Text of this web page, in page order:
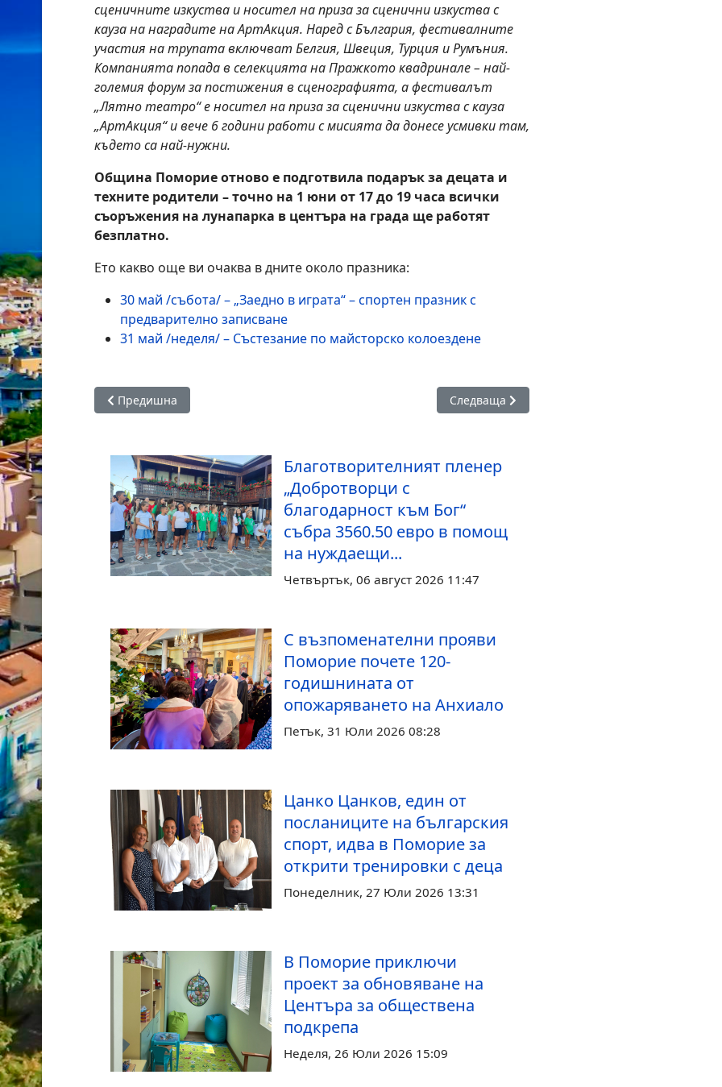
сценичните изкуства и носител на приза за сценични изкуства с
кауза на наградите на АртАкция. Наред с България, фестивалните
участия на трупата включват Белгия, Швеция, Турция и Румъния.
Компанията попада в селекцията на Пражкото квадринале – най-
големия форум за постижения в сценографията, а фестивалът
„Лятно театро“ е носител на приза за сценични изкуства с кауза
„АртАкция“ и вече 6 години работи с мисията да донесе усмивки там,
където са най-нужни.
Община Поморие отново е подготвила подарък за децата и
техните родители – точно на 1 юни от 17 до 19 часа всички
съоръжения на лунапарка в центъра на града ще работят
безплатно.
Ето какво още ви очаква в дните около празника:
30 май /събота/ – „Заедно в играта“ – спортен празник с
предварително записване
31 май /неделя/ – Състезание по майсторско колоездене
Предишна статия: Община Поморие: Летните такси в детските градини остават без промяна
Предишна Следваща статия: 24 май в Поморие ще бъде
Следваща
Благотворителният пленер
„Добротворци с
благодарност към Бог“
събра 3560.50 евро в помощ
на нуждаещи...
Четвъртък, 06 август 2026 11:47
С възпоменателни прояви
Поморие почете 120-
годишнината от
опожаряването на Анхиало
Петък, 31 Юли 2026 08:28
Цанко Цанков, един от
посланиците на българския
спорт, идва в Поморие за
открити тренировки с деца
Понеделник, 27 Юли 2026 13:31
В Поморие приключи
проект за обновяване на
Центъра за обществена
подкрепа
Неделя, 26 Юли 2026 15:09